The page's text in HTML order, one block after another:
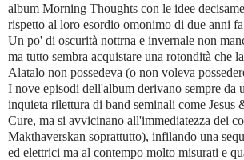
album Morning Thoughts con le idee
rispetto al loro esordio omonimo di due anni
Un po' di oscurità nottrna e invernale non
ma tutto sembra acquistare una rotondità che
Alatalo non possedeva (o non voleva
I nove episodi dell'album derivano sempre da
inquieta rilettura di band seminali come
Cure, ma si avvicinano all'immediatezza dei
Makthaverskan soprattutto), infilando una
ed elettrici ma al contempo molto misurati e